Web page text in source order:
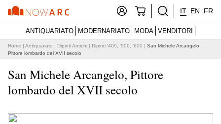
IT EN FR
ANTIQUARIATO MODERNARIATO MODA VENDITORI
Home | Antiquariato | Dipinti Antichi | Dipinti '400, '500, '600 | San Michele Arcangelo,
Pittore lombardo del XVII secolo
San Michele Arcangelo, Pittore
lombardo del XVII secolo